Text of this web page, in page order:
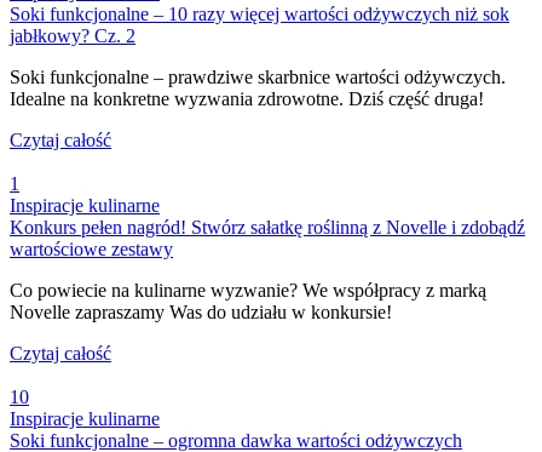
Soki funkcjonalne – 10 razy więcej wartości odżywczych niż sok
jabłkowy? Cz. 2
Soki funkcjonalne – prawdziwe skarbnice wartości odżywczych.
Idealne na konkretne wyzwania zdrowotne. Dziś część druga!
Czytaj całość
1
Inspiracje kulinarne
Konkurs pełen nagród! Stwórz sałatkę roślinną z Novelle i zdobądź
wartościowe zestawy
Co powiecie na kulinarne wyzwanie? We współpracy z marką
Novelle zapraszamy Was do udziału w konkursie!
Czytaj całość
10
Inspiracje kulinarne
Soki funkcjonalne – ogromna dawka wartości odżywczych